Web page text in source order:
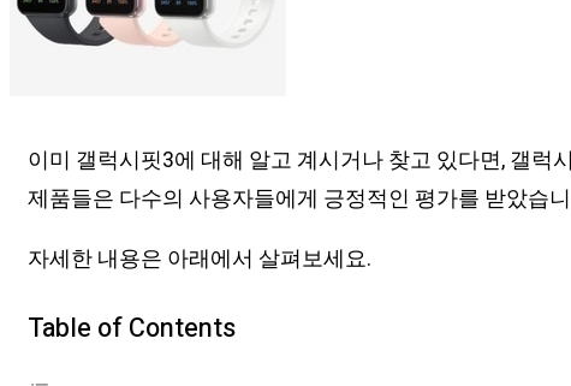
이미 갤럭시핏3에 대해 알고 계시거나 찾고 있다면, 갤
제품들은 다수의 사용자들에게 긍정적인 평가를 받았습
자세한 내용은 아래에서 살펴보세요.
Table of Contents